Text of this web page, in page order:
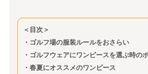
＜目次＞
・ゴルフ場の服装ルールをおさらい
・ゴルフウェアにワンピースを選ぶ時の
・春夏にオススメのワンピース